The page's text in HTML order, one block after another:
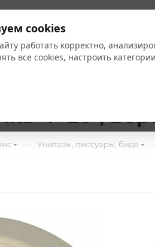
Бренды
"Р-20",
— Унитазы, писсуары, биде
cookies
работать корректно,
все cookies, настроить